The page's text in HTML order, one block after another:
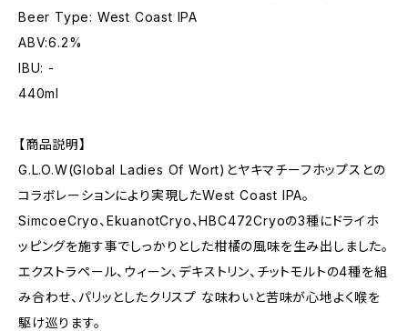
Beer Type: West Coast IPA
ABV:6.2%
IBU: -
440ml
【商品説明】
G.L.O.W(Global Ladies Of Wort)とヤキマチーフホップスとの
コラボレーションにより実現したWest Coast IPA。
SimcoeCryo、EkuanotCryo、HBC472Cryoの3種にドライホ
ッピングを施す事でしっかりとした柑橘の風味を生み出しました。
エクストラペール、ウィーン、デキストリン、チットモルトの4種を組
み合わせ、パリッとしたクリスプ な味わいと苦味が心地よく喉を
駆け巡ります。